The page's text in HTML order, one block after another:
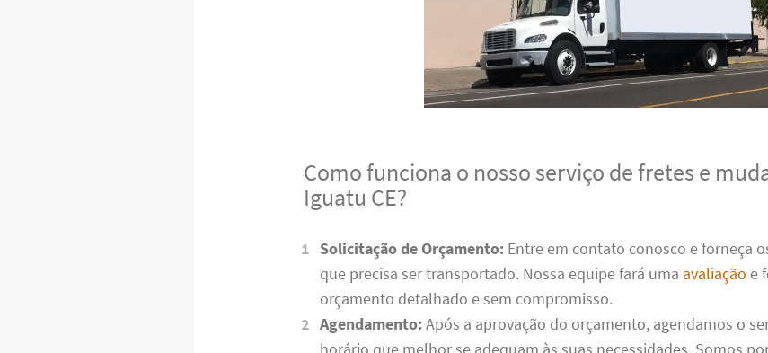
Como funciona o nosso serviço de fretes e
Iguatu CE?
Solicitação de Orçamento:Entre em contato conosco e forneça
que precisa ser transportado. Nossa equipe fará uma avaliação e
orçamento detalhado e sem compromisso.
Agendamento:Após a aprovação do orçamento, agendamos o
horário que melhor se adequam às suas necessidades. Somos